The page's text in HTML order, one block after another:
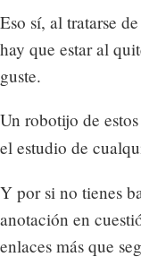
Eso sí, al tratarse
hay que estar al
guste.
Un robotijo de
el estudio de
Y por si no tienes
anotación en
enlaces más que